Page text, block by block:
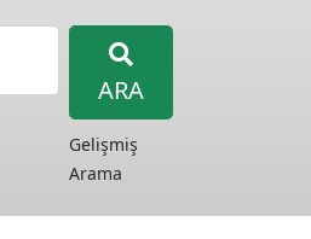
ARA
Gelişmiş
Arama